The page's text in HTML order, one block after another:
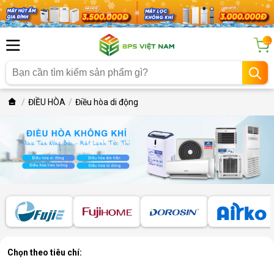
...
ĐIỀU HÒA Điều hòa di động
Chọn theo tiêu chí: